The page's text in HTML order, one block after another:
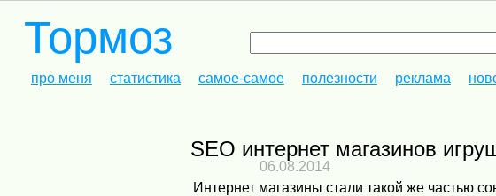
Тормоз
про меня статистика самое-самое полезности реклама
SEO интернет магазинов
06.08.2014
Интернет магазины стали такой же частью